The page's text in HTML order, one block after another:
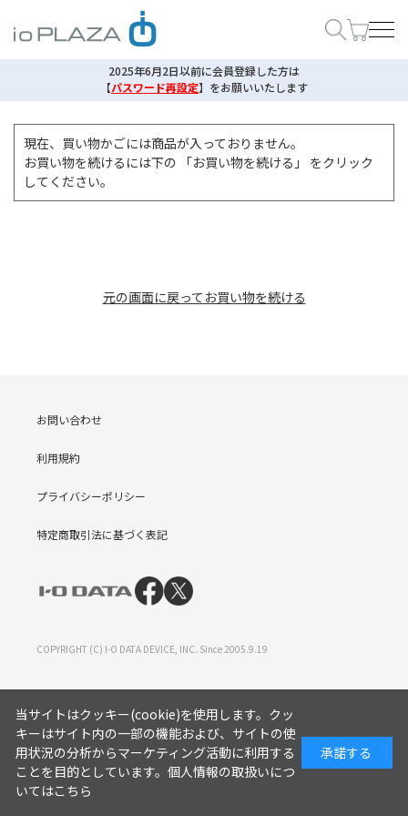
2025年6月2日以前に会員登録した方は
【パスワード再設定】 をお願いいたします
現在、買い物かごには商品が入っておりません。
お買い物を続けるには下の 「お買い物を続ける」 をクリック
してください。
元の画面に戻ってお買い物を続ける
お問い合わせ
利用規約
プライバシーポリシー
特定商取引法に基づく表記
COPYRIGHT (C) I-O DATA DEVICE, INC. Since 2005.9.19
当サイトはクッキー(cookie)を使用します。クッ
キーはサイト内の一部の機能および、サイトの使
用状況の分析からマーケティング活動に利用する
ことを目的としています。 個人情報の取扱いにつ
いてはこちら
承諾する